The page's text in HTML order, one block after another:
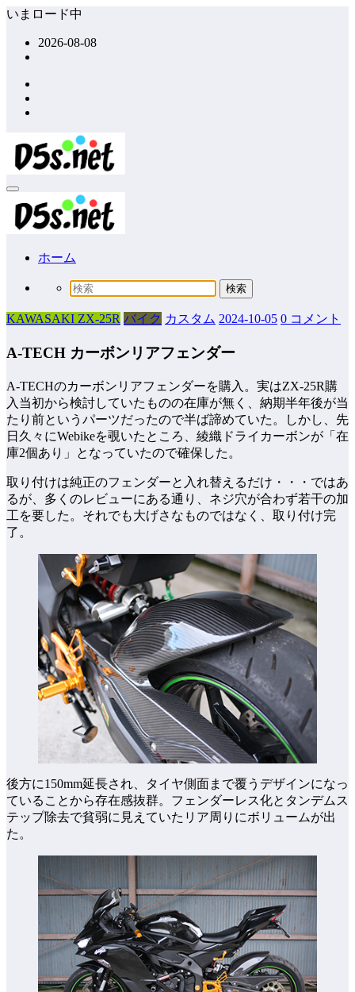
コ
ッ
プ
いまロード中
2026-08-08
ホーム
KAWASAKI ZX-25R バイク カスタム 2024-10-05 0 コメント
A-TECH カーボンリアフェンダー
A-TECHのカーボンリアフェンダーを購入。実はZX-25R購
入当初から検討していたものの在庫が無く、納期半年後が当
たり前というパーツだったので半ば諦めていた。しかし、先
日久々にWebikeを覗いたところ、綾織ドライカーボンが「在
庫2個あり」となっていたので確保した。
取り付けは純正のフェンダーと入れ替えるだけ・・・ではあ
るが、多くのレビューにある通り、ネジ穴が合わず若干の加
工を要した。それでも大げさなものではなく、取り付け完
了。
後方に150mm延長され、タイヤ側面まで覆うデザインになっ
ていることから存在感抜群。フェンダーレス化とタンデムス
テップ除去で貧弱に見えていたリア周りにボリュームが出
た。